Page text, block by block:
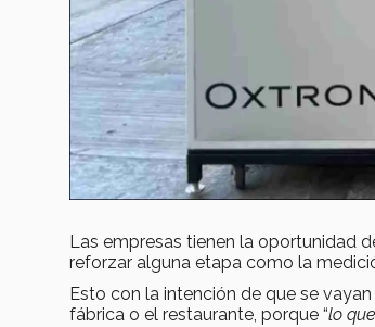
Las empresas tienen la oportunidad
reforzar alguna etapa como la
Esto con la intención de que se
fábrica o el restaurante, porque “lo